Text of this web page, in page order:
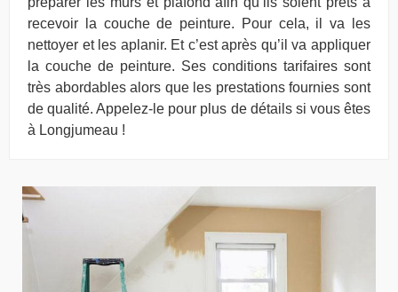
recevoir la couche de peinture. Pour cela, il va les
nettoyer et les aplanir. Et c’est après qu’il va appliquer
la couche de peinture. Ses conditions tarifaires sont
très abordables alors que les prestations fournies sont
de qualité. Appelez-le pour plus de détails si vous êtes
à Longjumeau !